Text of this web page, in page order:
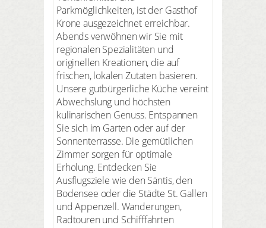
Parkmöglichkeiten, ist der Gasthof
Krone ausgezeichnet erreichbar.
Abends verwöhnen wir Sie mit
regionalen Spezialitäten und
originellen Kreationen, die auf
frischen, lokalen Zutaten basieren.
Unsere gutbürgerliche Küche vereint
Abwechslung und höchsten
kulinarischen Genuss. Entspannen
Sie sich im Garten oder auf der
Sonnenterrasse. Die gemütlichen
Zimmer sorgen für optimale
Erholung. Entdecken Sie
Ausflugsziele wie den Säntis, den
Bodensee oder die Städte St. Gallen
und Appenzell. Wanderungen,
Radtouren und Schifffahrten